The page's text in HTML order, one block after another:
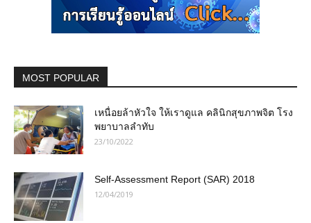
MOST POPULAR
เหนื่อยล้าหัวใจ ให้เราดูแล คลินิกสุขภาพจิต โรง
พยาบาลลำทับ
23/10/2022
Self-Assessment Report (SAR) 2018
12/04/2019